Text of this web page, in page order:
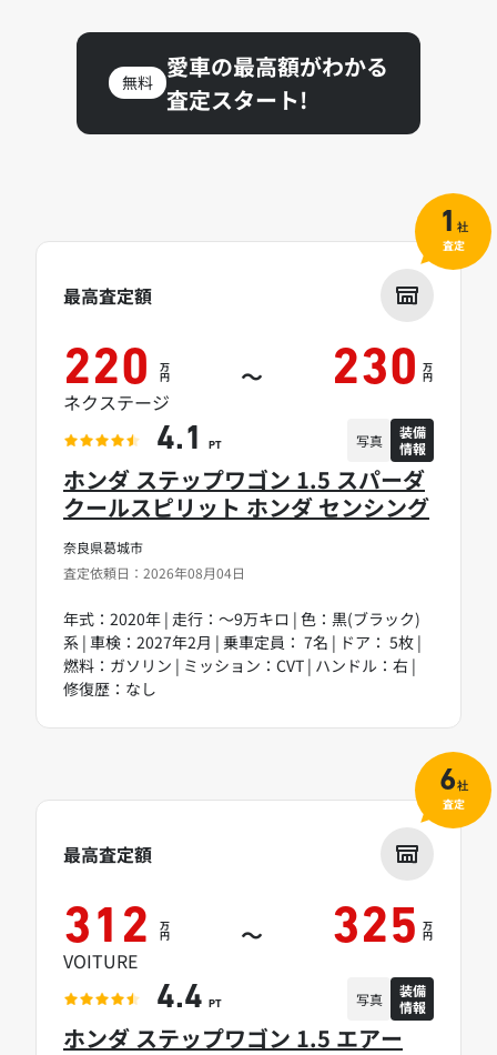
無料
愛車の最高額がわかる
査定スタート!
奈良県葛城市
査定依頼日：2026年08月04日
ホンダ ステップワゴン 1.5 スパーダ
クールスピリット ホンダ センシング
年式：2020年 | 走行：～9万キロ | 色：黒(ブラック)
系 | 車検：2027年2月 | 乗車定員： 7名 | ドア： 5枚 |
燃料：ガソリン | ミッション：CVT | ハンドル：右 |
修復歴：なし
最高査定額
220 万
円 ～ 230 万
円
ネクステージ
4.1 PT 写真
装備
情報
1 社
査定
ホンダ ステップワゴン 1.5 エアー
最高査定額
312 万
円 ～ 325 万
円
VOITURE
4.4 PT 写真
装備
情報
6社
査定